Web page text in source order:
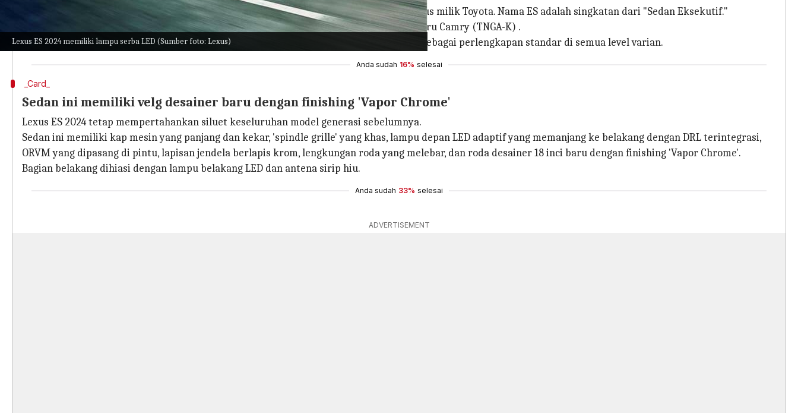
Lexus ES 2024 memiliki lampu serba LED (Sumber foto: Lexus)
Sejak debutnya pada tahun 1989, ES telah menjadi salah satu model terpenting bagi Lexus milik Toyota. Nama ES adalah singkatan dari "Sedan Eksekutif."
Saat ini dalam avatar generasi ketujuh, sedan mewah ini didasarkan pada platform K baru Camry (TNGA-K) .
Kini, dengan upgrade MY-2024, mobil ini dilengkapi dengan "Lexus Safety System+ 2.5" sebagai perlengkapan standar di semua level varian.
Anda sudah 16% selesai
_Card_
Sedan ini memiliki velg desainer baru dengan finishing 'Vapor Chrome'
Lexus ES 2024 tetap mempertahankan siluet keseluruhan model generasi sebelumnya.
Sedan ini memiliki kap mesin yang panjang dan kekar, 'spindle grille' yang khas, lampu depan LED adaptif yang memanjang ke belakang dengan DRL terintegrasi,
ORVM yang dipasang di pintu, lapisan jendela berlapis krom, lengkungan roda yang melebar, dan roda desainer 18 inci baru dengan finishing 'Vapor Chrome'.
Bagian belakang dihiasi dengan lampu belakang LED dan antena sirip hiu.
Anda sudah 33% selesai
ADVERTISEMENT